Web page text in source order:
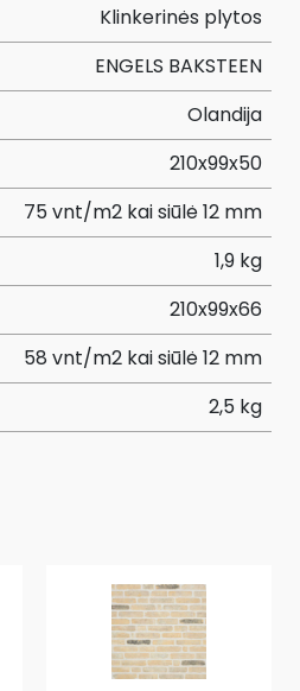
Klinkerinės plytos
ENGELS BAKSTEEN
Olandija
210x99x50
75 vnt/m2 kai siūlė 12 mm
1,9 kg
210x99x66
58 vnt/m2 kai siūlė 12 mm
2,5 kg